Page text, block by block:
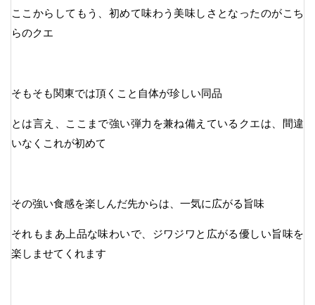
ここからしてもう、初めて味わう美味しさとなったのがこち
らのクエ
そもそも関東では頂くこと自体が珍しい同品
とは言え、ここまで強い弾力を兼ね備えているクエは、間違
いなくこれが初めて
その強い食感を楽しんだ先からは、一気に広がる旨味
それもまあ上品な味わいで、ジワジワと広がる優しい旨味を
楽しませてくれます